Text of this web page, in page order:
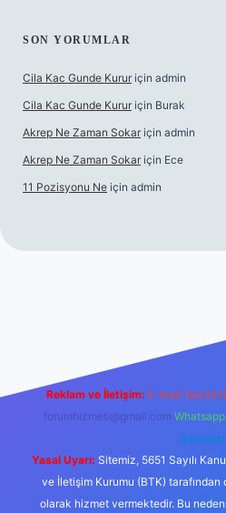
SON YORUMLAR
Cila Kac Gunde Kurur için admin
Cila Kac Gunde Kurur için Burak
Akrep Ne Zaman Sokar için admin
Akrep Ne Zaman Sokar için Ece
11 Pozisyonu Ne için admin
Reklam ve İletişim: E-mail:
forumhizmeti@gmail.com
@karabul
Yasal Uyarı: Sitemiz, 5651 Sayılı
ve İletişim Kurumu (BTK) tarafından
olarak hizmet vermektedir. Bu